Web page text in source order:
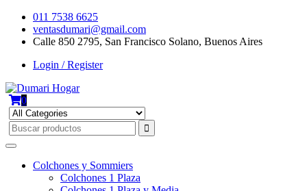
Skip
content
011 7538 6625
ventasdumari@gmail.com
Calle 850 2795, San Francisco Solano, Buenos Aires
Login / Register
0
Colchones y Sommiers
Colchones 1 Plaza